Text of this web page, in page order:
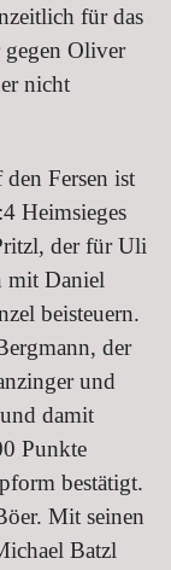
für das
gegen Oliver
nicht
Fersen ist
Heimsieges
der für Uli
mit Daniel
beisteuern.
der
und
damit
Punkte
bestätigt.
Mit seinen
Batzl